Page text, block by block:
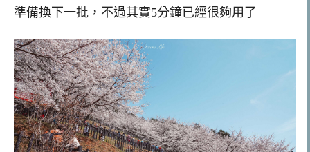
準備換下一批，不過其實5分鐘已經很夠用了